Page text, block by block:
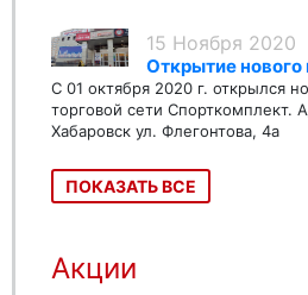
15 Ноября 2020
Открытие нового
С 01 октября 2020 г. открылся
торговой сети Спорткомплект.
Хабаровск ул. Флегонтова, 4а
ПОКАЗАТЬ ВСЕ
Акции